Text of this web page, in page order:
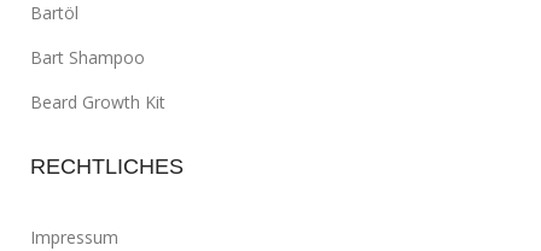
Bartöl
Bart Shampoo
Beard Growth Kit
RECHTLICHES
Impressum